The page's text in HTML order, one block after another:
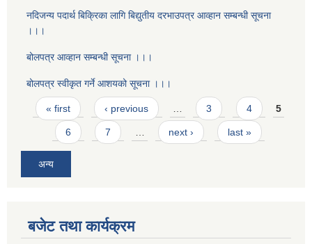
नदिजन्य पदार्थ बिक्रिका लागि बिद्युतीय दरभाउपत्र आव्हान सम्बन्धी सूचना
।।।
बोलपत्र आव्हान सम्बन्धी सूचना ।।।
बोलपत्र स्वीकृत गर्ने आशयको सूचना ।।।
Pages
« first ‹ previous 3 4 5
6 7 next › last »
अन्य
बजेट तथा कार्यक्रम